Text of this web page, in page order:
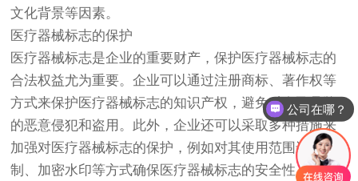
文化背景等因素。
医疗器械标志的保护
医疗器械标志是企业的重要财产，保护医疗器械标志的
合法权益尤为重要。企业可以通过注册商标、著作权等
方式来保护医疗器械标志的知识产权，避免对自己品牌
的恶意侵犯和盗用。此外，企业还可以采取多种措施来
加强对医疗器械标志的保护，例如对其使用范围进行限
制、加密水印等方式确保医疗器械标志的安全性。
公司在哪？